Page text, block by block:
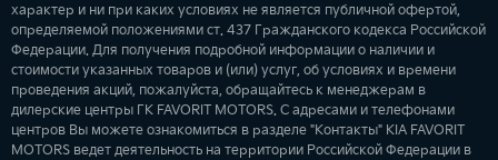
характер и ни при каких условиях не является публичной офертой,
определяемой положениями ст. 437 Гражданского кодекса Российской
Федерации. Для получения подробной информации о наличии и
стоимости указанных товаров и (или) услуг, об условиях и времени
проведения акций, пожалуйста, обращайтесь к менеджерам в
дилерские центры ГК FAVORIT MOTORS. С адресами и телефонами
центров Вы можете ознакомиться в разделе "Контакты" KIA FAVORIT
MOTORS ведет деятельность на территории Российской Федерации в